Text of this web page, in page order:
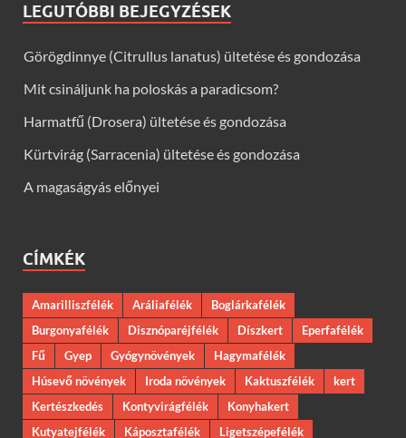
LEGUTÓBBI BEJEGYZÉSEK
Görögdinnye (Citrullus lanatus) ültetése és gondozása
Mit csináljunk ha poloskás a paradicsom?
Harmatfű (Drosera) ültetése és gondozása
Kürtvirág (Sarracenia) ültetése és gondozása
A magaságyás előnyei
CÍMKÉK
Amarilliszfélék Aráliafélék
Boglárkafélék
Burgonyafélék
Disznóparéjfélék Díszkert
Eperfafélék
Fű
Gyep Gyógynövények
Hagymafélék
Húsevő növények
Iroda növények Kaktuszfélék
kert
Kertészkedés
Kontyvirágfélék
Konyhakert
Kutyatejfélék
Káposztafélék
Ligetszépefélék